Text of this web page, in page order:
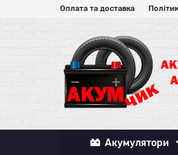
Оплата та доставка
Акумулятори